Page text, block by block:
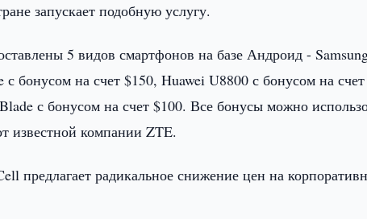
запускает подобную услугу.
5 видов смартфонов на базе Андроид -
бонусом на счет $150, Huawei U8800 с бонусом на
с бонусом на счет $100. Все бонусы можно
известной компании ZTE.
предлагает радикальное снижение цен на